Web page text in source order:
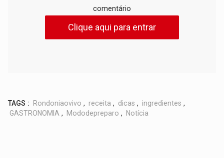
comentário
Clique aqui para entrar
TAGS : Rondoniaovivo , receita , dicas , ingredientes ,
GASTRONOMIA , Mododepreparo , Notícia